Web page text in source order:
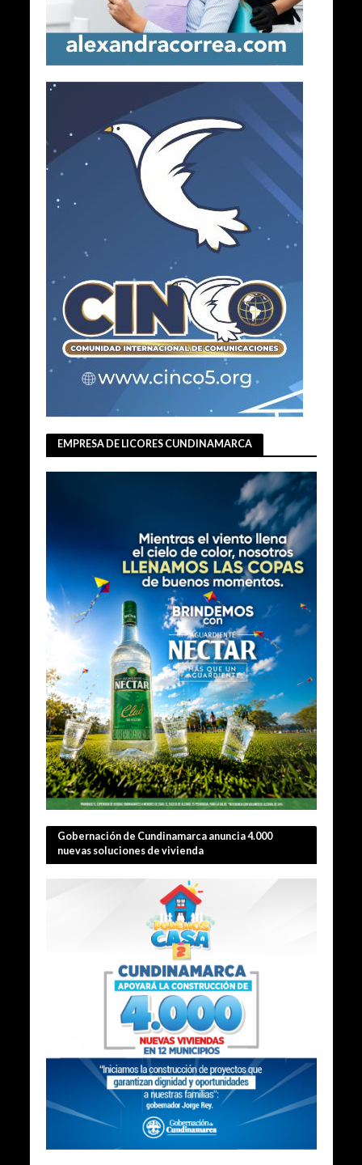
EMPRESA DE LICORES CUNDINAMARCA
Gobernación de Cundinamarca anuncia 4.000
nuevas soluciones de vivienda